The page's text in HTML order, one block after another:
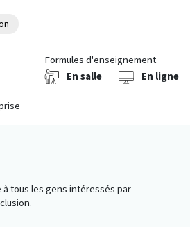
Formules d'enseignement
En salle
En ligne
tous les gens intéressés par